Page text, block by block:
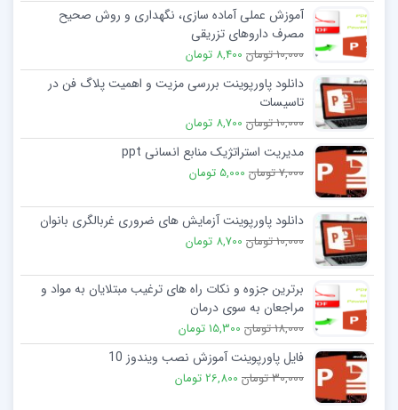
آموزش عملی آماده سازی، نگهداری و روش صحیح
مصرف داروهای تزریقی
10,000 تومان 8,400 تومان
دانلود پاورپوینت بررسی مزیت و اهمیت پلاگ فن در
تاسیسات
10,000 تومان 8,700 تومان
مدیریت استراتژیک منابع انسانی ppt
7,000 تومان 5,000 تومان
دانلود پاورپوینت آزمایش های ضروری غربالگری بانوان
10,000 تومان 8,700 تومان
برترین جزوه و نکات راه های ترغیب مبتلایان به مواد و
مراجعان به سوی درمان
18,000 تومان 15,300 تومان
فایل پاورپوینت آموزش نصب ویندوز 10
30,000 تومان 26,800 تومان